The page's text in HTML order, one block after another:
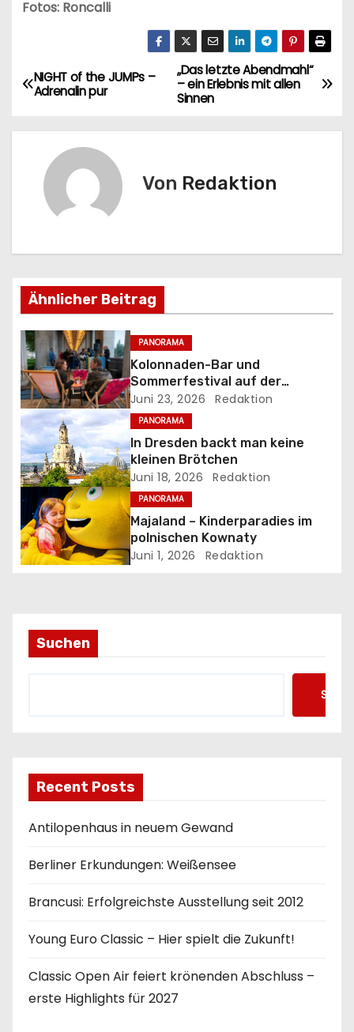
Fotos: Roncalli
B
g
s
n
a
v
i
g
a
t
n
„Das letzte Abendmahl“
– ein Erlebnis mit allen
Sinnen
NIGHT of the JUMPs –
Adrenalin pur
Von Redaktion
Ähnlicher Beitrag
PANORAMA
Kolonnaden-Bar und
Sommerfestival auf der
Museumsinsel
Juni 23, 2026 Redaktion
PANORAMA
In Dresden backt man keine
kleinen Brötchen
Juni 18, 2026 Redaktion
PANORAMA
Majaland – Kinderparadies im
polnischen Kownaty
Juni 1, 2026 Redaktion
Suchen
Recent Posts
Antilopenhaus in neuem Gewand
Berliner Erkundungen: Weißensee
Brancusi: Erfolgreichste Ausstellung seit 2012
Young Euro Classic – Hier spielt die Zukunft!
Classic Open Air feiert krönenden Abschluss –
erste Highlights für 2027